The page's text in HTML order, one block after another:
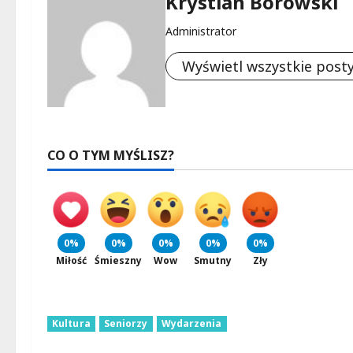
Administrator
Wyświetl wszystkie
CO O TYM MYŚLISZ?
0%
Miłość
0%
Śmieszny
0%
Wow
0%
Smutny
0%
Zły
Kultura Seniorzy Wydarzenia